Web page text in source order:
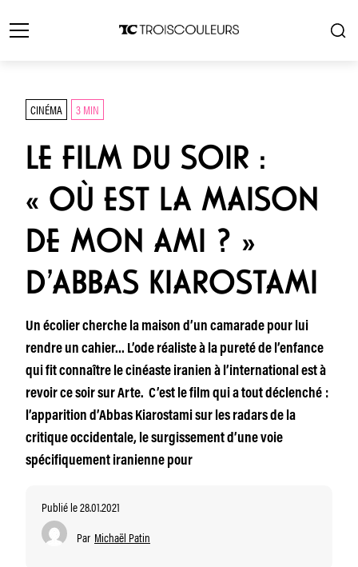
CINÉMA 3 MIN
LE FILM DU SOIR :
« OÙ EST LA MAISON
DE MON AMI ? »
D’ABBAS KIAROSTAMI
Un écolier cherche la maison d’un camarade pour lui
rendre un cahier… L’ode réaliste à la pureté de l’enfance
qui fit connaître le cinéaste iranien à l’international est à
revoir ce soir sur Arte. C’est le film qui a tout déclenché :
l’apparition d’Abbas Kiarostami sur les radars de la
critique occidentale, le surgissement d’une voie
spécifiquement iranienne pour
Publié le 28.01.2021
Par Michaël Patin